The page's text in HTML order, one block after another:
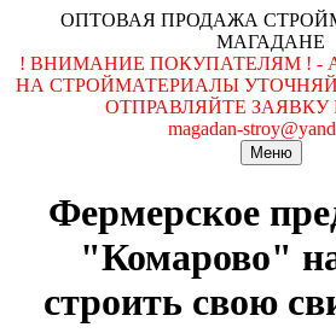
ОПТОВАЯ ПРОДАЖА
МАГАДАНЕ
! ВНИМАНИЕ ПОКУПАТЕЛЯМ ! -
НА СТРОЙМАТЕРИАЛЫ
ОТПРАВЛЯЙТЕ ЗАЯВКУ
magadan-
Меню
Фермерское
"Комарово"
строить свою